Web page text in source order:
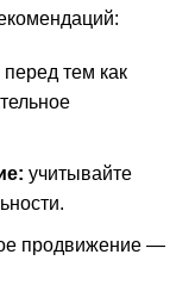
перед тем как
учитывайте
продвижение —